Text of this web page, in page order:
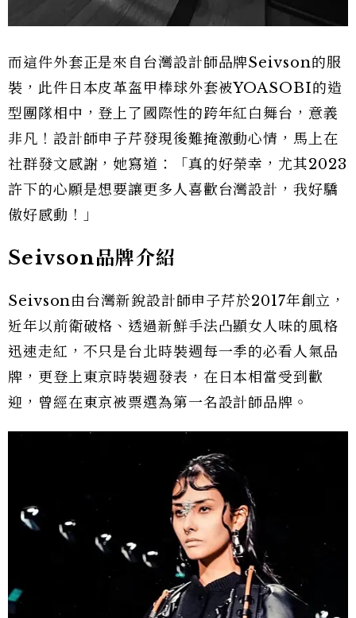
而這件外套正是來自台灣設計師品牌Seivson的服
裝，此件日本皮革盔甲棒球外套被YOASOBI的造
型團隊相中，登上了國際性的跨年紅白舞台，意義
非凡！設計師申子芹發現後難掩激動心情，馬上在
社群發文感謝，她寫道：「真的好榮幸，尤其2023
許下的心願是想要讓更多人喜歡台灣設計，我好驕
傲好感動！」
Seivson品牌介紹
Seivson由台灣新銳設計師申子芹於2017年創立，
近年以前衛破格、透過新鮮手法凸顯女人味的風格
迅速走紅，不只是台北時裝週每一季的必看人氣品
牌，更登上東京時裝週發表，在日本相當受到歡
迎，曾經在東京被票選為第一名設計師品牌。